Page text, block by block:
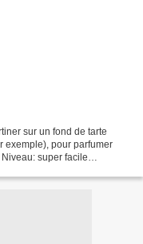
sur un fond de tarte
exemple), pour parfumer
super facile